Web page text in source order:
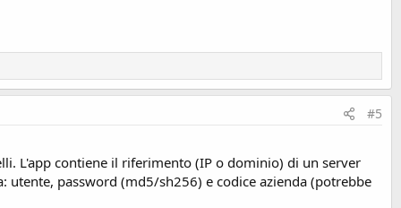
#5
L'app contiene il riferimento (IP o dominio) di un server
password (md5/sh256) e codice azienda (potrebbe